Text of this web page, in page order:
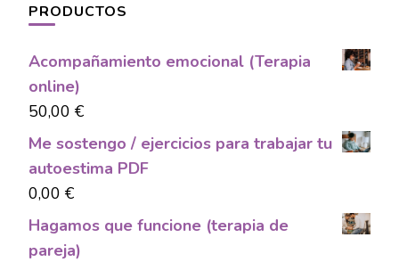
PRODUCTOS
Acompañamiento emocional (Terapia
online)
50,00 €
Me sostengo / ejercicios para trabajar tu
autoestima PDF
0,00 €
Hagamos que funcione (terapia de
pareja)